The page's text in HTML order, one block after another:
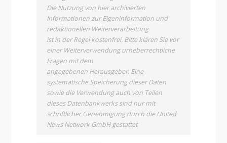
Die Nutzung von hier archivierten
Informationen zur Eigeninformation und
redaktionellen Weiterverarbeitung
ist in der Regel kostenfrei. Bitte klären Sie vor
einer Weiterverwendung urheberrechtliche
Fragen mit dem
angegebenen Herausgeber. Eine
systematische Speicherung dieser Daten
sowie die Verwendung auch von Teilen
dieses Datenbankwerks sind nur mit
schriftlicher Genehmigung durch die United
News Network GmbH gestattet